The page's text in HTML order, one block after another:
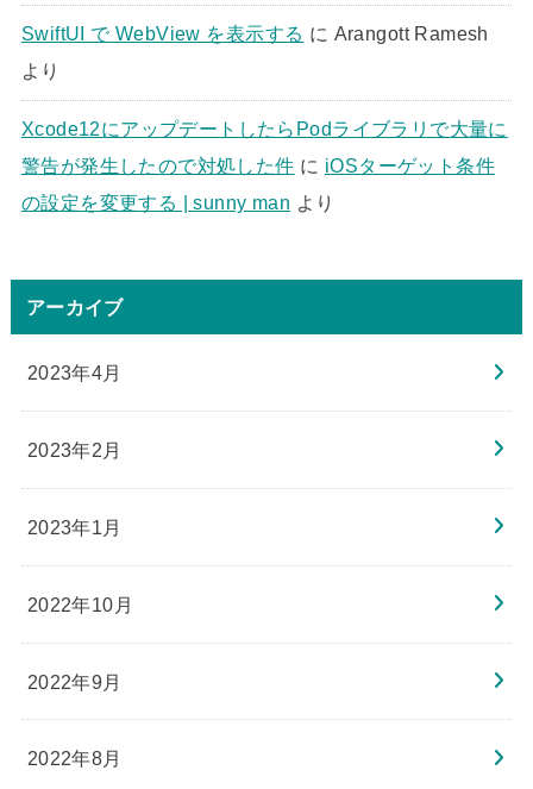
SwiftUI で WebView を表示する に Arangott Ramesh
より
Xcode12にアップデートしたらPodライブラリで大量に
警告が発生したので対処した件 に iOSターゲット条件
の設定を変更する | sunny man より
アーカイブ
2023年4月
2023年2月
2023年1月
2022年10月
2022年9月
2022年8月